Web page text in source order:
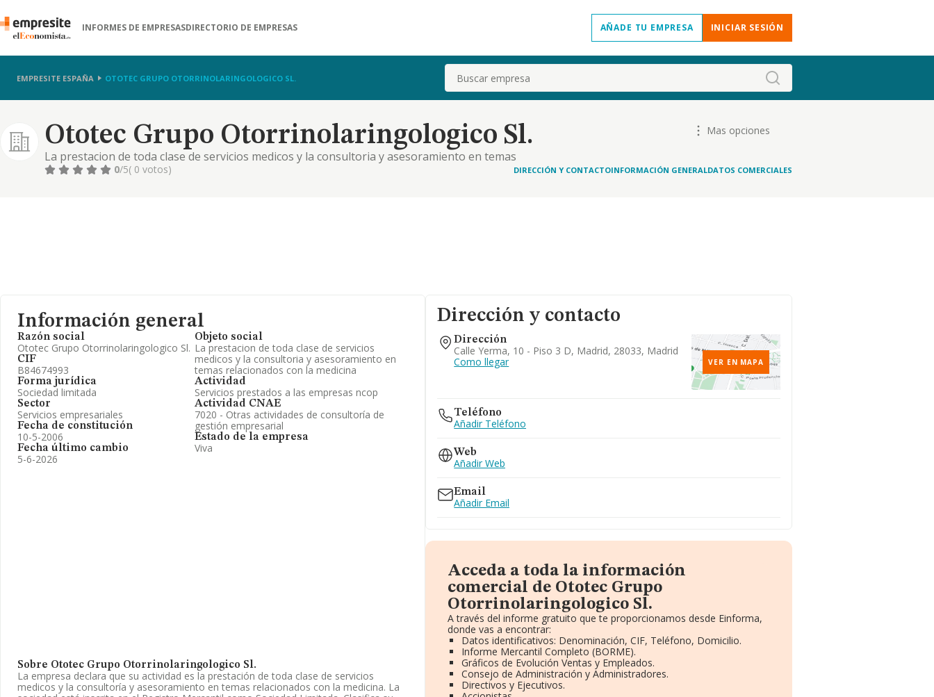
INFORMES DE EMPRESASDIRECTORIO DE EMPRESAS AÑADE TU EMPRESA INICIAR SESIÓN
EMPRESITE ESPAÑA OTOTEC GRUPO OTORRINOLARINGOLOGICO SL. Buscar
Ototec Grupo Otorrinolaringologico Sl.
La prestacion de toda clase de servicios medicos y la consultoria y asesoramiento en temas
relacionados con la medicina
Mas opciones
0/5( 0 votos) DIRECCIÓN Y CONTACTOINFORMACIÓN GENERALDATOS COMERCIALES
Información general
Razón social
Ototec Grupo Otorrinolaringologico Sl.
CIF
B84674993
Forma jurídica
Sociedad limitada
Sector
Servicios empresariales
Fecha de constitución
10-5-2006
Fecha último cambio
5-6-2026
Objeto social
La prestacion de toda clase de servicios
medicos y la consultoria y asesoramiento en
temas relacionados con la medicina
Actividad
Servicios prestados a las empresas ncop
Actividad CNAE
7020 - Otras actividades de consultoría de
gestión empresarial
Estado de la empresa
Viva
Sobre Ototec Grupo Otorrinolaringologico Sl.
La empresa declara que su actividad es la prestación de toda clase de servicios
medicos y la consultoría y asesoramiento en temas relacionados con la medicina. La
Dirección y contacto
Dirección
Calle Yerma, 10 - Piso 3 D, Madrid, 28033, Madrid
Como llegar
VER EN MAPA
Teléfono
Añadir Teléfono
Web
Añadir Web
Email
Añadir Email
Acceda a toda la información
comercial de Ototec Grupo
Otorrinolaringologico Sl.
A través del informe gratuito que te proporcionamos desde Einforma,
donde vas a encontrar:
Datos identificativos: Denominación, CIF, Teléfono, Domicilio.
Informe Mercantil Completo (BORME).
Gráficos de Evolución Ventas y Empleados.
Consejo de Administración y Administradores.
Directivos y Ejecutivos.